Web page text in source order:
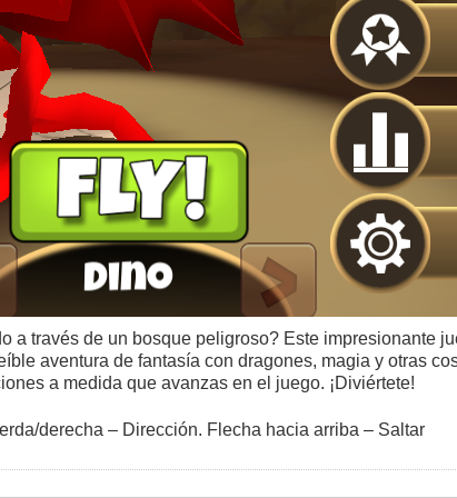
a través de un bosque peligroso? Este impresionante
aventura de fantasía con dragones, magia y otras
a medida que avanzas en el juego. ¡Diviértete!
derecha – Dirección. Flecha hacia arriba – Saltar